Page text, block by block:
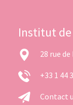
Institut de
28 rue
+33 1 44
Contact